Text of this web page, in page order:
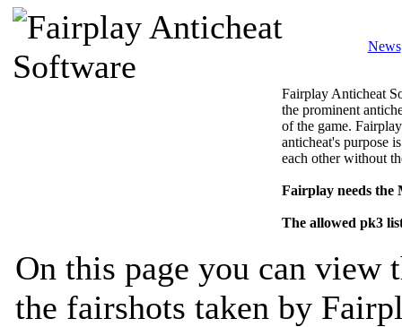
News
Fairplay Anticheat
the prominent
of the game.
anticheat's purpose
each other without
Fairplay needs
The allowed pk3
On this page you can view
the fairshots taken by